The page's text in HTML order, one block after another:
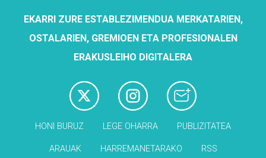
EKARRI ZURE ESTABLEZIMENDUA MERKATARIEN,
OSTALARIEN, GREMIOEN ETA PROFESIONALEN
ERAKUSLEIHO DIGITALERA
HONI BURUZ LEGE OHARRA PUBLIZITATEA
ARAUAK HARREMANETARAKO RSS